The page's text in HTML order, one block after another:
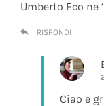
Umberto Eco ne
RISPONDI
Ciao e